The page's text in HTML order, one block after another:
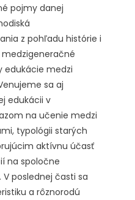
pojmy danej
z pohľadu histórie i
edukácie medzi
sa aj
edukácii v
na učenie medzi
typológii starých
aktívnu účasť
na spoločne
poslednej časti sa
a rôznorodú